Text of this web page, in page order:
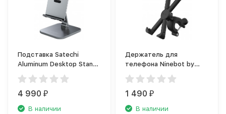
Подставка Satechi
Aluminum Desktop Stand
для iPad Pro (ST-ADSIM)
серый космос
4 990₽
В наличии
Держатель для
телефона Ninebot by
Segway Phone Holder,
чёрный
1 490₽
В наличии